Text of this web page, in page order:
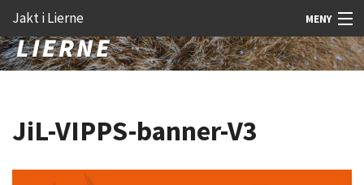
Jakt i Lierne MENY
Nyheter
Fangst
innholdet
Forstørre
JiL-VIPPS-banner-V3